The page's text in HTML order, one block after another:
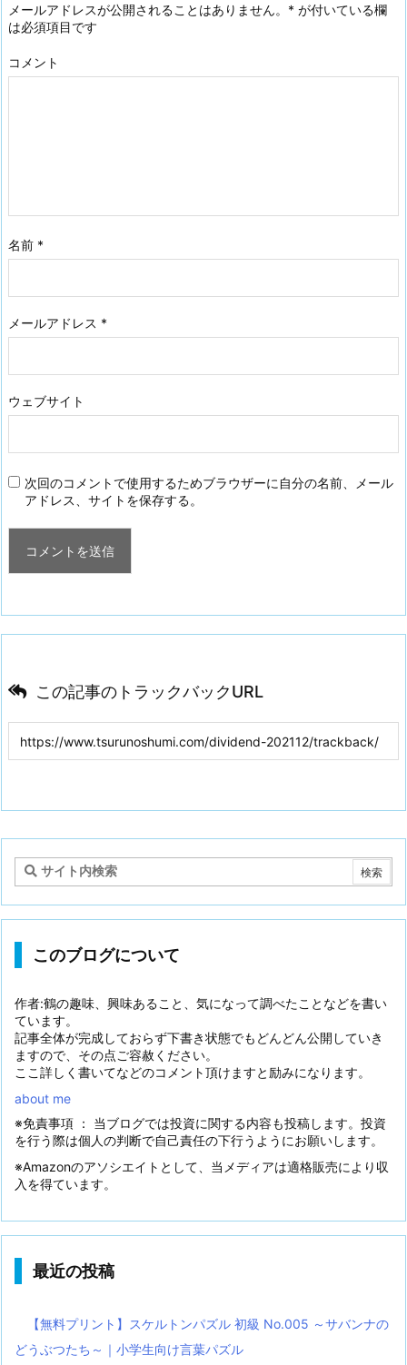
メールアドレスが公開されることはありません。 * が付いている欄
は必須項目です
コメント
名前 *
メールアドレス *
ウェブサイト
次回のコメントで使用するためブラウザーに自分の名前、メール
アドレス、サイトを保存する。
この記事のトラックバックURL
このブログについて
作者:鶴の趣味、興味あること、気になって調べたことなどを書い
ています。
記事全体が完成しておらず下書き状態でもどんどん公開していき
ますので、その点ご容赦ください。
ここ詳しく書いてなどのコメント頂けますと励みになります。
about me
※免責事項 ： 当ブログでは投資に関する内容も投稿します。投資
を行う際は個人の判断で自己責任の下行うようにお願いします。
※Amazonのアソシエイトとして、当メディアは適格販売により収
入を得ています。
最近の投稿
【無料プリント】スケルトンパズル 初級 No.005 ～サバンナの
どうぶつたち～｜小学生向け言葉パズル